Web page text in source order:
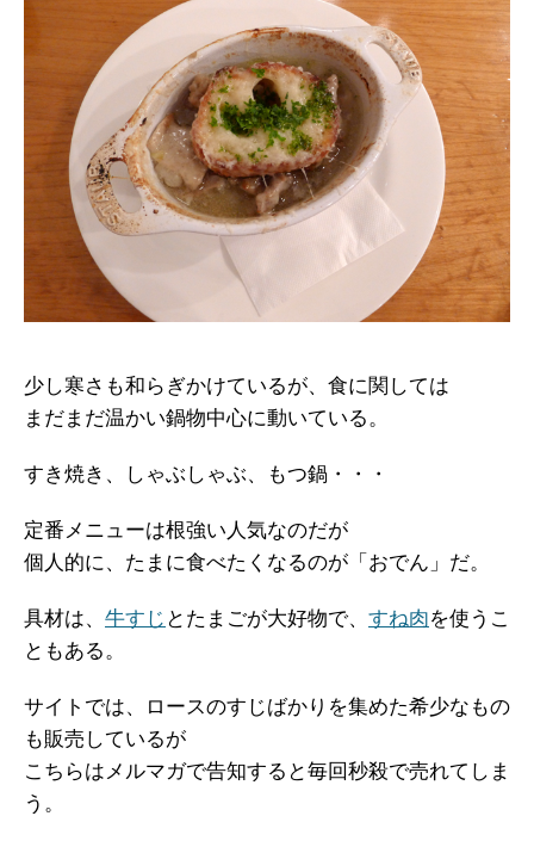
少し寒さも和らぎかけているが、食に関しては
まだまだ温かい鍋物中心に動いている。
すき焼き、しゃぶしゃぶ、もつ鍋・・・
定番メニューは根強い人気なのだが
個人的に、たまに食べたくなるのが「おでん」だ。
具材は、 牛すじ とたまごが大好物で、 すね肉を使うこ
ともある。
サイトでは、ロースのすじばかりを集めた希少なもの
も販売しているが
こちらはメルマガで告知すると毎回秒殺で売れてしま
う。